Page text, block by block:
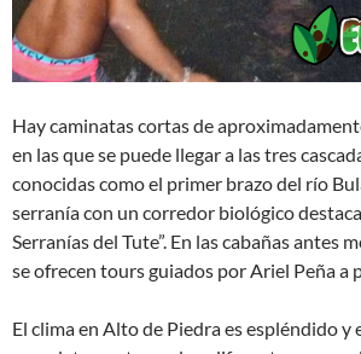
Hay caminatas cortas de
en las que se puede llegar a las tres
conocidas como el primer brazo del río
serranía con un corredor biológico
Serranías del Tute”. En las cabañas antes
se ofrecen tours guiados por Ariel Peña a
El clima en Alto de Piedra es espléndido y